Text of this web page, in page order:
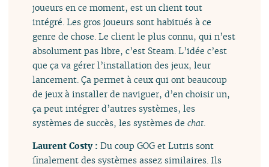
joueurs en ce moment, est un client tout
intégré. Les gros joueurs sont habitués à ce
genre de chose. Le client le plus connu, qui n’est
absolument pas libre, c’est Steam. L’idée c’est
que ça va gérer l’installation des jeux, leur
lancement. Ça permet à ceux qui ont beaucoup
de jeux à installer de naviguer, d’en choisir un,
ça peut intégrer d’autres systèmes, les
systèmes de succès, les systèmes dechat
Laurent Costy :Du coup GOG et Lutris sont
finalement des systèmes assez similaires. Ils